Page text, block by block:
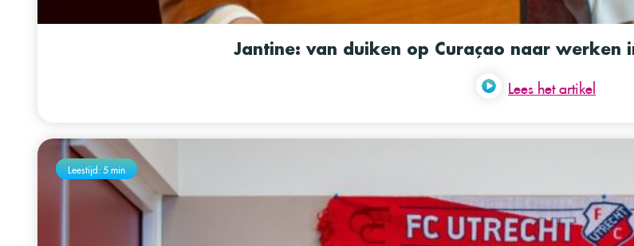
Jantine: van duiken op Curaçao naar werken
Lees het artikel
Leestijd: 5 min